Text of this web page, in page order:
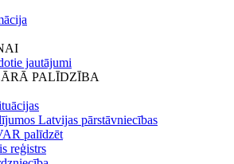
jautājumi
PALĪDZĪBA
Latvijas pārstāvniecības
palīdzēt
reģistrs